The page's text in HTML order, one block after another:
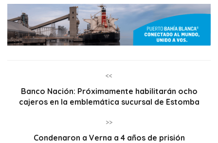
<<
Banco Nación: Próximamente habilitarán ocho
cajeros en la emblemática sucursal de Estomba
>>
Condenaron a Verna a 4 años de prisión